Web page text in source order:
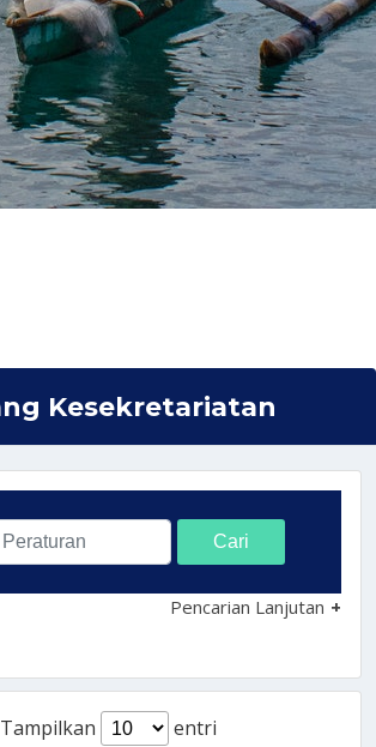
Kesekretariatan
Cari
Pencarian Lanjutan
Tampilkan
entri